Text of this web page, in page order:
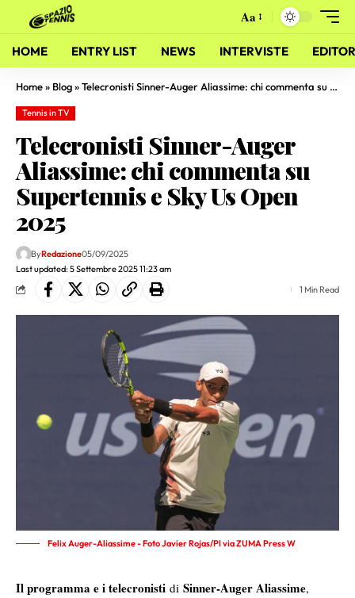
Aa
HOME ENTRY LIST NEWS INTERVISTE
Home» Blog»Telecronisti Sinner-Auger Aliassime: chi commenta su Supertennis e Sky Us Open 2025
Tennis in TV
Telecronisti Sinner-Auger
Aliassime: chi commenta su
Supertennis e Sky Us Open
2025
Last updated: 5 Settembre 2025 11:23 am
ByRedazione05/09/2025
1 Min Read
Felix Auger-Aliassime - Foto Javier Rojas/PI via ZUMA Press W
Il programma e i telecronisti di Sinner-Auger Aliassime,